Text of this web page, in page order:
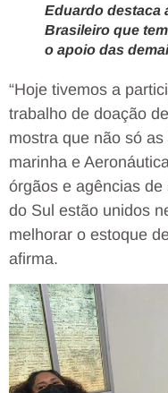
Eduardo destaca
Brasileiro que
o apoio das
“Hoje tivemos a
trabalho de doação
mostra que não só
marinha e
órgãos e agências
do Sul estão unidos
melhorar o estoque
afirma.